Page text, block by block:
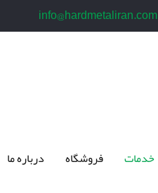
info@hardmetaliran.com
خدمات فروشگاه درباره ما